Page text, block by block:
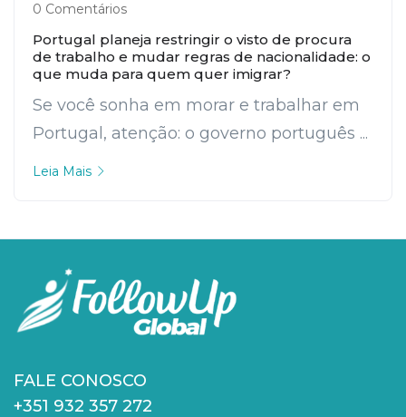
0 Comentários
Portugal planeja restringir o visto de procura
de trabalho e mudar regras de nacionalidade: o
que muda para quem quer imigrar?
Se você sonha em morar e trabalhar em
Portugal, atenção: o governo português ...
Leia Mais
FALE CONOSCO
+351 932 357 272